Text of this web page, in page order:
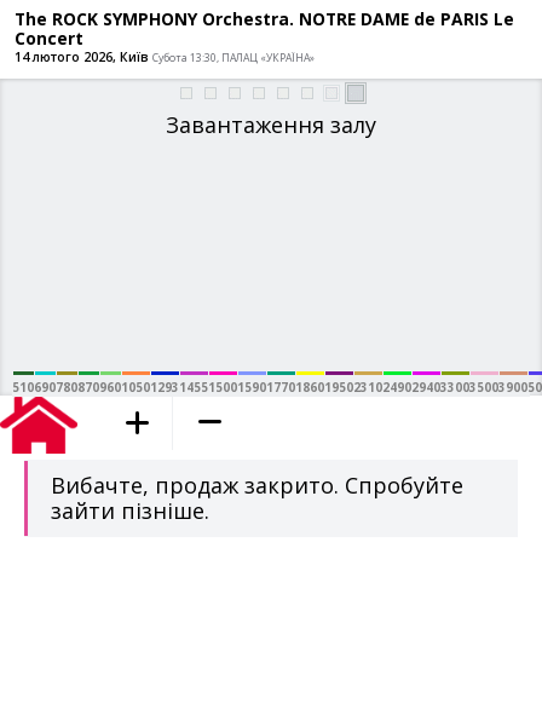
The ROCK SYMPHONY Orchestra.
Concert
14 лютого 2026, Київ Субота 13:30, ПАЛАЦ «УКРАЇНА»
Завантаження залу
51069078087096010501293145515001590177018601950231024902940330035003900
додано в кошик
Вибачте, продаж закрито. Спробуйте
зайти пізніше.